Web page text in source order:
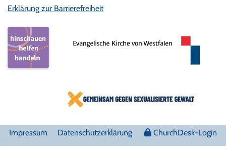
Erklärung zur Barrierefreiheit
Impressum Datenschutzerklärung ChurchDesk-Login